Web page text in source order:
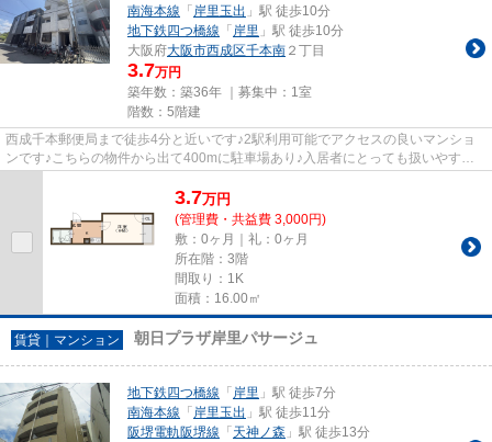
南海本線 「 岸里玉出 」駅 徒歩10分
地下鉄四つ橋線 「 岸里 」駅 徒歩10分
大阪府大阪市西成区千本南 ２丁目
3.7万円
築年数：築36年 ｜募集中： 1室
階数：5階建
西成千本郵便局まで徒歩4分と近いです♪2駅利用可能でアクセスの良いマンショ
ンです♪こちらの物件から出て400mに駐車場あり♪入居者にとっても扱いやすい
3.7万円
(管理費・共益費 3,000円)
敷：0ヶ月｜礼：0ヶ月
所在階：3階
間取り：1K
面積：16.00㎡
賃貸｜マンション 朝日プラザ岸里パサージュ
地下鉄四つ橋線 「 岸里 」駅 徒歩7分
南海本線 「 岸里玉出 」駅 徒歩11分
阪堺電軌阪堺線 「 天神ノ森 」駅 徒歩13分